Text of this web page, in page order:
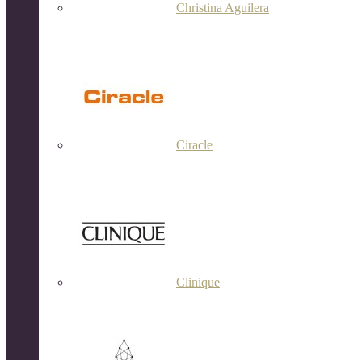
Christina Aguilera
Ciracle
Clinique